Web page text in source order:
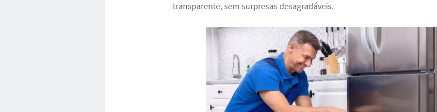
transparente, sem surpresas desagradáveis.